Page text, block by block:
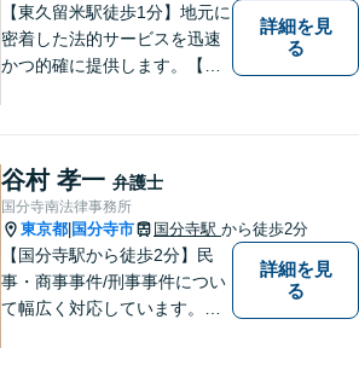
【東久留米駅徒歩1分】地元に
密着した法的サービスを迅速
かつ的確に提供します。【当
納得のいく解決を目指して、
全力を尽くします。【法テラ
ス利用可能】
詳細を見
る
谷村 孝一 弁護士
国分寺南法律事務所
東京都 国分寺市 国分寺駅 から徒歩2分
【国分寺駅から徒歩2分】民
事・商事事件/刑事事件につい
て幅広く対応しています。ま
詳細を見
る